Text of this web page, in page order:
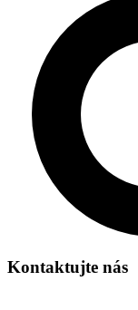
Kontaktujte nás